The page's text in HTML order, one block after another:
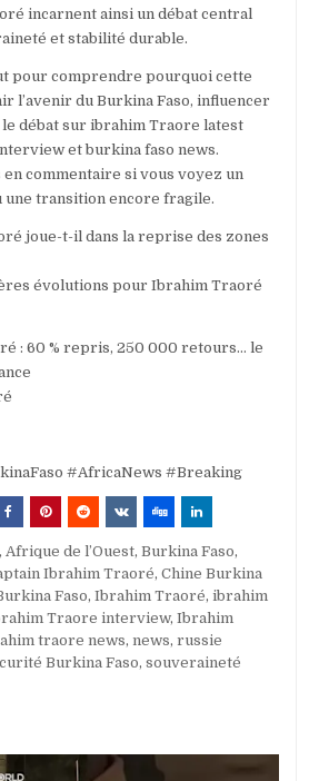
incarnent ainsi un débat central
et stabilité durable.
pour comprendre pourquoi cette
l’avenir du Burkina Faso, influencer
débat sur ibrahim Traore latest
et burkina faso news.
commentaire si vous voyez un
transition encore fragile.
joue-t-il dans la reprise des zones
évolutions pour Ibrahim Traoré
: 60 % repris, 250 000 retours… le
#AfricaNews #Breaking
,Afrique de l’Ouest,Burkina Faso,
Ibrahim Traoré,Chine Burkina
Faso,Ibrahim Traoré,ibrahim
Traore interview,Ibrahim
traore news,news,russie
Burkina Faso,souveraineté